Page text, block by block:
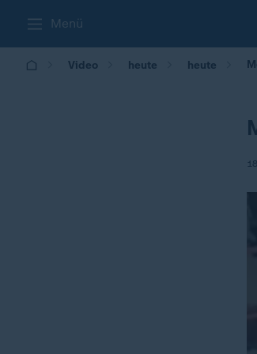
Menü
Video heute heute